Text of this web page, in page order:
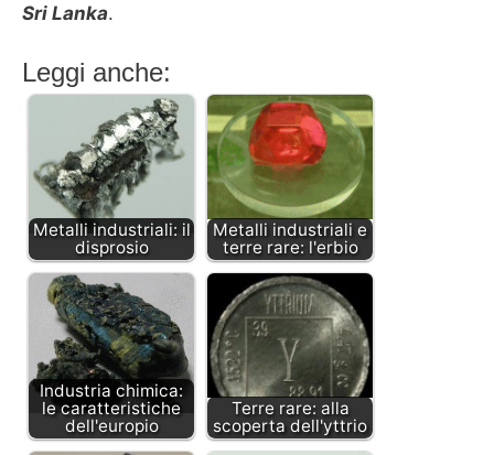
Sri Lanka.
Leggi anche:
Metalli industriali: il
disprosio
Metalli industriali e
terre rare: l'erbio
Industria chimica:
le caratteristiche
dell'europio
Terre rare: alla
scoperta dell'yttrio